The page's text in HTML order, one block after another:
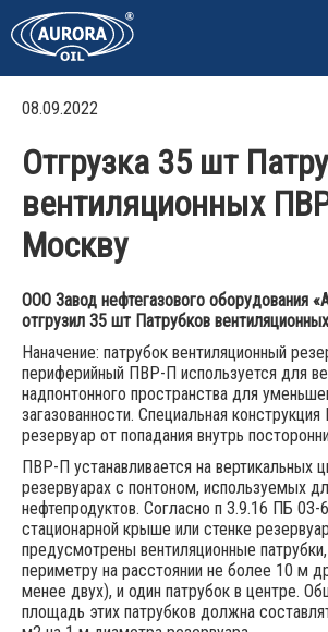
08.09.2022
Отгрузка 35 шт
вентиляционных
Москву
ООО Завод нефтегазового
отгрузил 35 шт Патрубков
Наначение: патрубок вентиляционный
периферийный ПВР-П используется для
надпонтонного пространства для
загазованности. Специальная
резервуар от попадания внутрь
ПВР-П устанавливается на вертикальных
резервуарах с понтоном, используемых
нефтепродуктов. Согласно п 3.9.16 ПБ 03-
стационарной крыше или стенке
предусмотрены вентиляционные
периметру на расстоянии не более 10 м
менее двух), и один патрубок в центре.
площадь этих патрубков должна